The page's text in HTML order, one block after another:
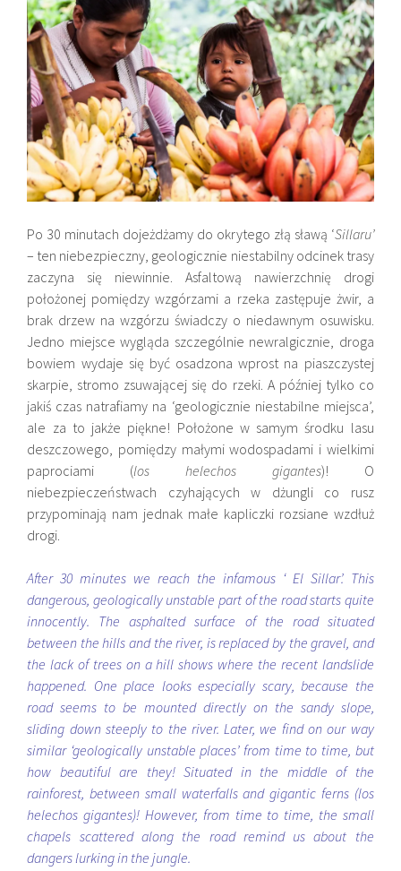
Po 30 minutach dojeżdżamy do okrytego złą sławą ‘Sillaru’
– ten niebezpieczny, geologicznie niestabilny odcinek trasy
zaczyna się niewinnie. Asfaltową nawierzchnię drogi
położonej pomiędzy wzgórzami a rzeka zastępuje żwir, a
brak drzew na wzgórzu świadczy o niedawnym osuwisku.
Jedno miejsce wygląda szczególnie newralgicznie, droga
bowiem wydaje się być osadzona wprost na piaszczystej
skarpie, stromo zsuwającej się do rzeki. A później tylko co
jakiś czas natrafiamy na ‘geologicznie niestabilne miejsca’,
ale za to jakże piękne! Położone w samym środku lasu
deszczowego, pomiędzy małymi wodospadami i wielkimi
paprociami (los helechos gigantes)! O
niebezpieczeństwach czyhających w dżungli co rusz
przypominają nam jednak małe kapliczki rozsiane wzdłuż
drogi.
After 30 minutes we reach the infamous ‘ El Sillar’. This
dangerous, geologically unstable part of the road starts quite
innocently. The asphalted surface of the road situated
between the hills and the river, is replaced by the gravel, and
the lack of trees on a hill shows where the recent landslide
happened. One place looks especially scary, because the
road seems to be mounted directly on the sandy slope,
sliding down steeply to the river. Later, we find on our way
similar ‘geologically unstable places’ from time to time, but
how beautiful are they! Situated in the middle of the
rainforest, between small waterfalls and gigantic ferns (los
helechos gigantes)! However, from time to time, the small
chapels scattered along the road remind us about the
dangers lurking in the jungle.